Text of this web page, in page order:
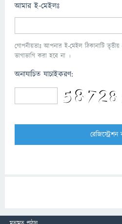
আমার ই-মেইলঃ
গোপনীয়তাঃ আপনার ই-মেইল ঠিকানাটি
ভাগাভাগি করা হবে না ।
অনাযাচিত যাচাইকরণ: